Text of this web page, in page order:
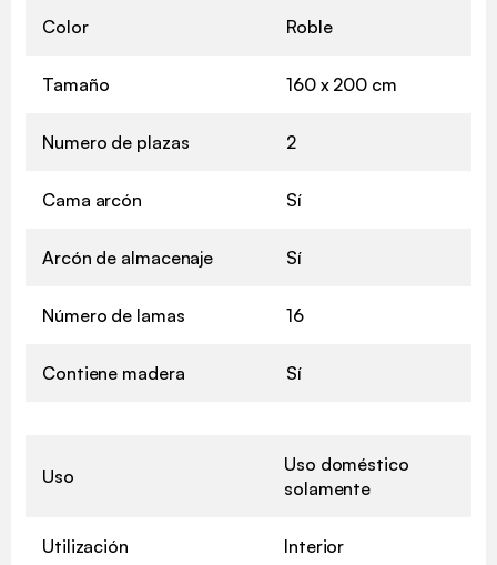
Color Roble
Tamaño 160 x 200 cm
Numero de plazas 2
Cama arcón Sí
Arcón de almacenaje Sí
Número de lamas 16
Contiene madera Sí
Uso
Uso doméstico
solamente
Utilización Interior